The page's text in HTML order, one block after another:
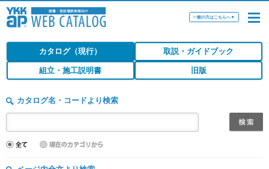
一般の方はこちらへ▼
カタログ（現行） 取説・ガイドブック
組立・施工説明書 旧版
カタログ名・コードより検索